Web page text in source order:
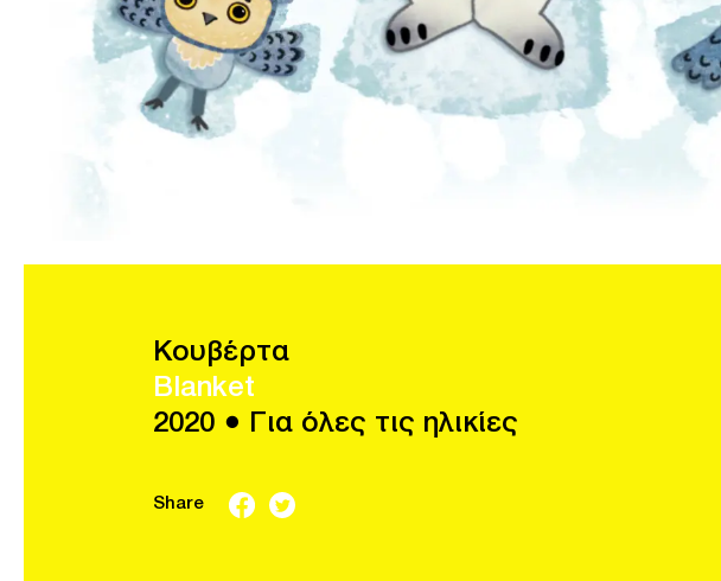
Κουβέρτα
Blanket
2020 ● Για όλες τις ηλικίες
Share